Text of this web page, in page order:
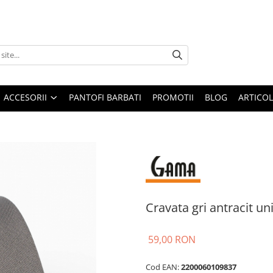
ACCESORII PANTOFI BARBATI PROMOTII BLOG
Cravata gri antracit uni
59,00 RON
Cod EAN:2200060109837